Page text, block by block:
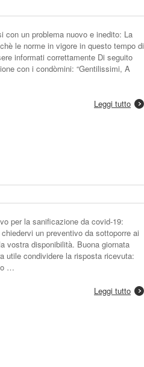
con un problema nuovo e inedito: La
le norme in vigore in questo tempo di
informati correttamente Di seguito
con i condòmini: “Gentilissimi, A
Leggi tutto
per la sanificazione da covid-19:
un preventivo da sottoporre ai
vostra disponibilità. Buona giornata
utile condividere la risposta ricevuta:
…
Leggi tutto